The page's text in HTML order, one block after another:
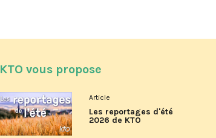
KTO vous propose
Article
Les reportages d'été
2026 de KTO